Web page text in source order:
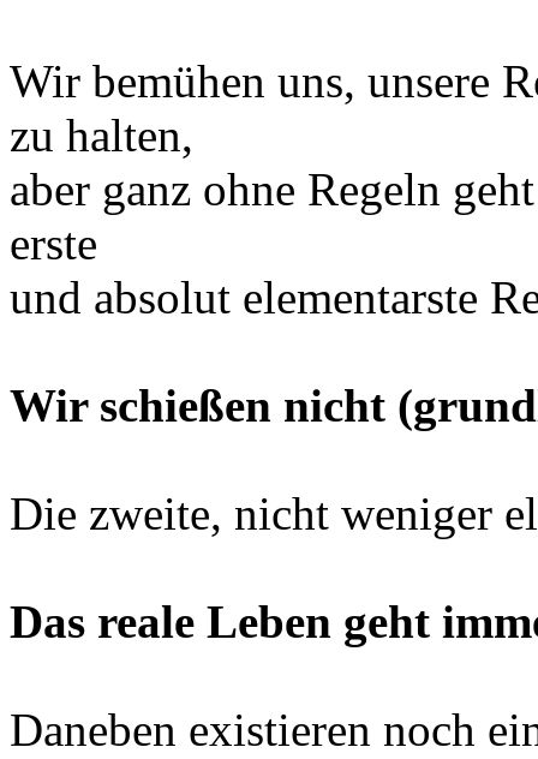
Wir bemühen uns, unsere
zu halten,
aber ganz ohne Regeln
erste
und absolut elementarste
Wir schießen nicht
Die zweite, nicht weniger
Das reale Leben geht
Daneben existieren noch